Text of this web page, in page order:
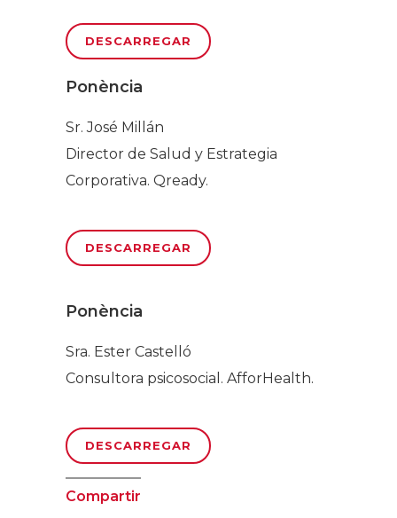
DESCARREGAR
Ponència
Sr. José Millán
Director de Salud y Estrategia
Corporativa. Qready.
DESCARREGAR
Ponència
Sra. Ester Castelló
Consultora psicosocial. AfforHealth.
DESCARREGAR
Compartir